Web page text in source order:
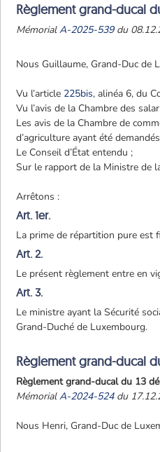
Règlement grand-ducal
MémorialA-2025-539du
Nous Guillaume, Grand-Duc de
Vu l’article 225bis, alinéa 6, du
Vu l’avis de la Chambre des
Les avis de la Chambre de
d’agriculture ayant été
Le Conseil d’État entendu ;
Sur le rapport de la Ministre de
Arrêtons :
Art. 1er.
La prime de répartition pure est
Art. 2.
Le présent règlement entre en
Art. 3.
Le ministre ayant la Sécurité
Grand-Duché de Luxembourg.
Règlement grand-ducal
Règlement grand-ducal du 13
MémorialA-2024-524du
Nous Henri, Grand-Duc de